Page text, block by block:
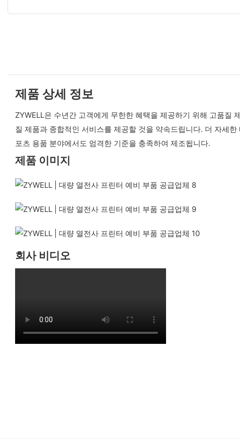
제품 상세 정보
ZYWELL은 수년간 고객에게 무한한 혜택을 제공하기 위해 고품질
질 제품과 종합적인 서비스를 제공할 것을 약속드립니다. 더 자세
포츠 용품 분야에서도 엄격한 기준을 충족하여 제조됩니다.
제품 이미지
회사 비디오